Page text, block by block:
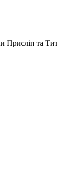
Присліп та